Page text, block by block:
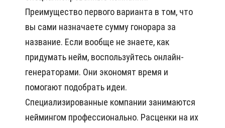
Преимущество первого варианта в том, что
вы сами назначаете сумму гонорара за
название. Если вообще не знаете, как
придумать нейм, воспользуйтесь онлайн-
генераторами. Они экономят время и
помогают подобрать идеи.
Специализированные компании занимаются
неймингом профессионально. Расценки на их